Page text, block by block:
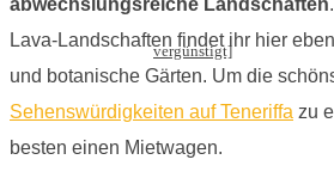
vergünstigt]
Lava-Landschaften findet ihr hier
und botanische Gärten. Um die
Sehenswürdigkeiten auf Teneriffa zu
besten einen Mietwagen.